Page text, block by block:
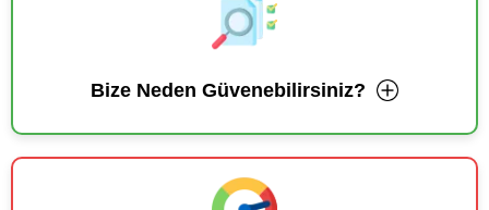
Bize Neden Güvenebilirsiniz?